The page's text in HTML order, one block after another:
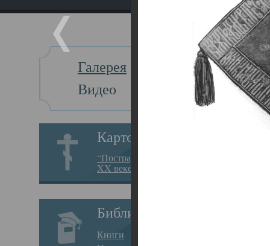
Галерея
Видео
Картотека
“Пострадавшие за веру в
XX веке на Севере”
Библиотека
Книги
Главная